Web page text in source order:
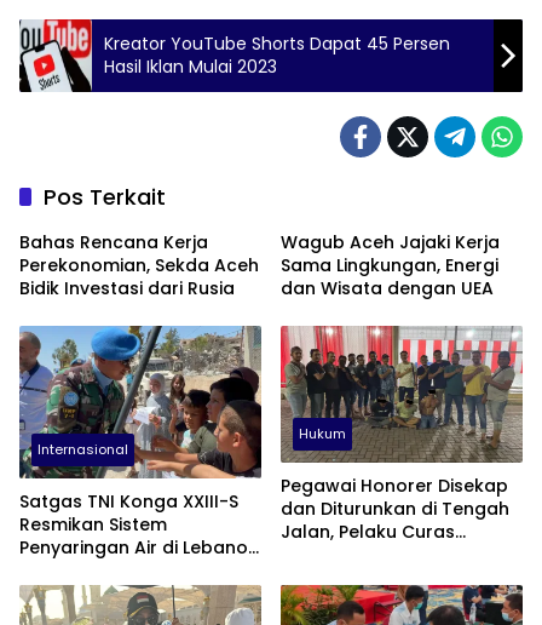
Kreator YouTube Shorts Dapat 45 Persen
Hasil Iklan Mulai 2023
Pos Terkait
Bahas Rencana Kerja
Perekonomian, Sekda Aceh
Bidik Investasi dari Rusia
Wagub Aceh Jajaki Kerja
Sama Lingkungan, Energi
dan Wisata dengan UEA
Internasional
Satgas TNI Konga XXIII-S
Resmikan Sistem
Penyaringan Air di Lebanon
Hukum
Pegawai Honorer Disekap
dan Diturunkan di Tengah
Jalan, Pelaku Curas